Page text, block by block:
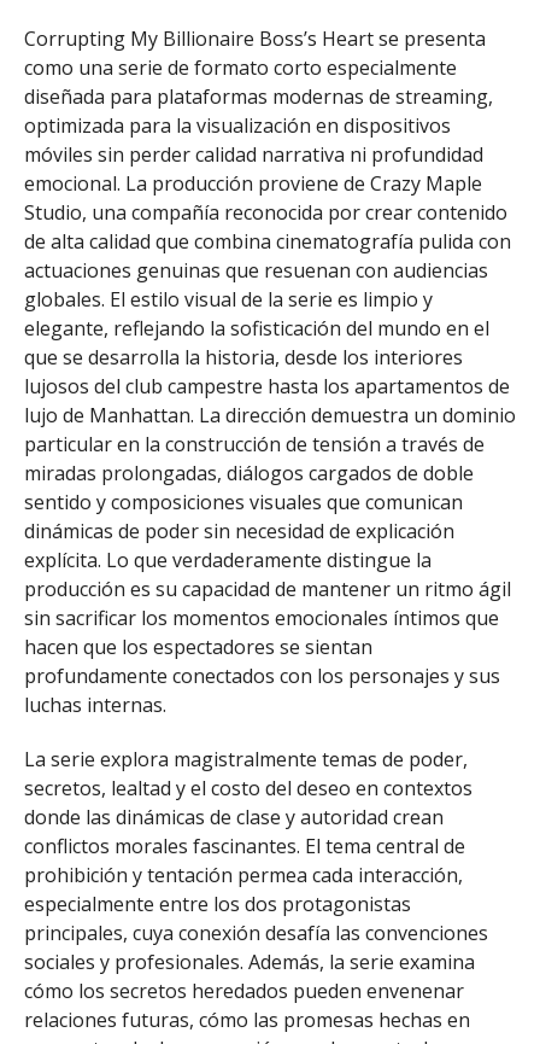
Corrupting My Billionaire Boss’s Heart se presenta
como una serie de formato corto especialmente
diseñada para plataformas modernas de streaming,
optimizada para la visualización en dispositivos
móviles sin perder calidad narrativa ni profundidad
emocional. La producción proviene de Crazy Maple
Studio, una compañía reconocida por crear contenido
de alta calidad que combina cinematografía pulida con
actuaciones genuinas que resuenan con audiencias
globales. El estilo visual de la serie es limpio y
elegante, reflejando la sofisticación del mundo en el
que se desarrolla la historia, desde los interiores
lujosos del club campestre hasta los apartamentos de
lujo de Manhattan. La dirección demuestra un dominio
particular en la construcción de tensión a través de
miradas prolongadas, diálogos cargados de doble
sentido y composiciones visuales que comunican
dinámicas de poder sin necesidad de explicación
explícita. Lo que verdaderamente distingue la
producción es su capacidad de mantener un ritmo ágil
sin sacrificar los momentos emocionales íntimos que
hacen que los espectadores se sientan
profundamente conectados con los personajes y sus
luchas internas.
La serie explora magistralmente temas de poder,
secretos, lealtad y el costo del deseo en contextos
donde las dinámicas de clase y autoridad crean
conflictos morales fascinantes. El tema central de
prohibición y tentación permea cada interacción,
especialmente entre los dos protagonistas
principales, cuya conexión desafía las convenciones
sociales y profesionales. Además, la serie examina
cómo los secretos heredados pueden envenenar
relaciones futuras, cómo las promesas hechas en